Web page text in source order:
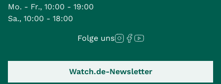
Mo. - Fr., 10:00 - 19:00
Sa., 10:00 - 18:00
Folge uns
Watch.de-Newsletter